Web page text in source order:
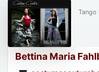
Bettina Maria
Tango